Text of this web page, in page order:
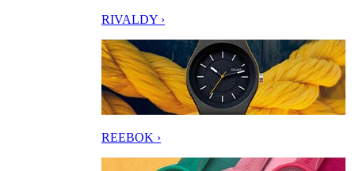
RIVALDY ›
REEBOK ›